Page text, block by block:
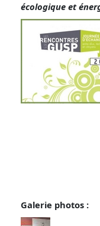
écologique et
Galerie photos :